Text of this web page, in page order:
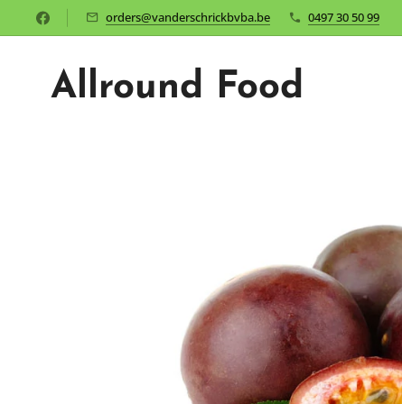
orders@vanderschrickbvba.be 0497 30 50 99
Allround Food